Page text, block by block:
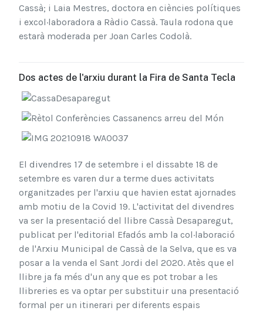
Cassà; i Laia Mestres, doctora en ciències polítiques
i excol·laboradora a Ràdio Cassà. Taula rodona que
estarà moderada per Joan Carles Codolà.
Dos actes de l'arxiu durant la Fira de Santa Tecla
El divendres 17 de setembre i el dissabte 18 de
setembre es varen dur a terme dues activitats
organitzades per l'arxiu que havien estat ajornades
amb motiu de la Covid 19. L'activitat del divendres
va ser la presentació del llibre Cassà Desaparegut,
publicat per l'editorial Efadós amb la col·laboració
de l'Arxiu Municipal de Cassà de la Selva, que es va
posar a la venda el Sant Jordi del 2020. Atès que el
llibre ja fa més d'un any que es pot trobar a les
llibreries es va optar per substituir una presentació
formal per un itinerari per diferents espais